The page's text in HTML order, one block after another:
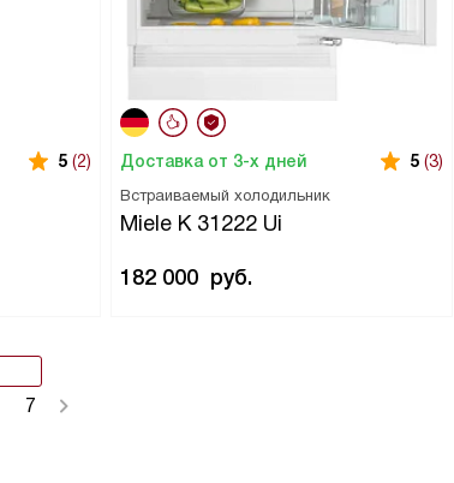
5 (2)
Встраиваемый холодильник
Miele K 31222 Ui
Доставка от 3-х дней 5 (3)
182 000 руб.
7